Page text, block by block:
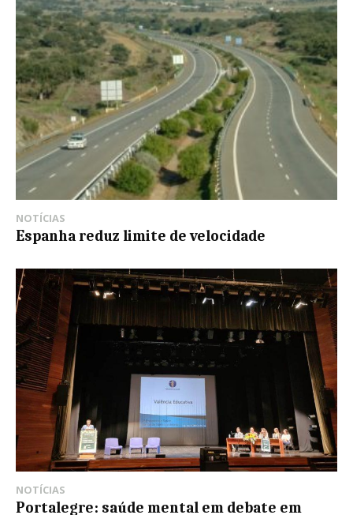
NOTÍCIAS
Espanha reduz limite de velocidade
NOTÍCIAS
Portalegre: saúde mental em debate em